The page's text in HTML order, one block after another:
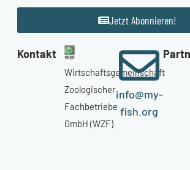
Jetzt Abonnieren!
Kontakt
Wirtschaftsgemeinschaft
Zoologischer
Fachbetriebe
GmbH (WZF)
info@my-
fish.org